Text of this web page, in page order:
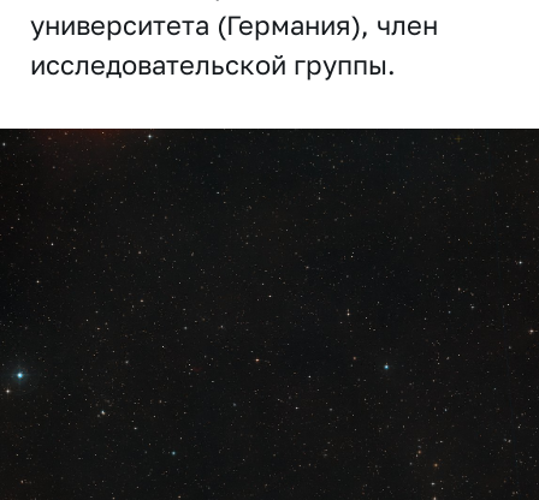
университета (Германия), член
исследовательской группы.